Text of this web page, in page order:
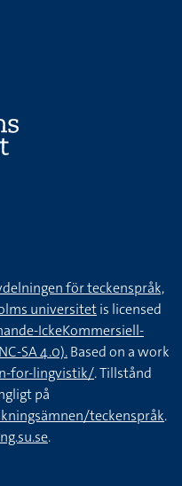
för teckenspråk,
universitetis licensed
IckeKommersiell-
SA 4.0).Based on a work
for-lingvistik/. Tillstånd
på
teckenspråk.
.